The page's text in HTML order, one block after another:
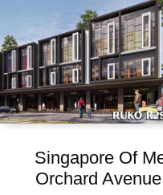
Singapore Of
Orchard